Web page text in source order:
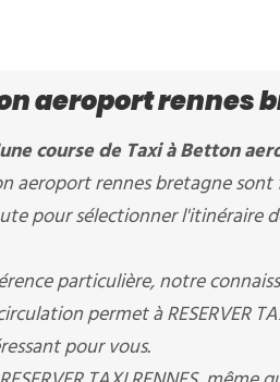
aeroport rennes
course de Taxi à Betton
aeroport rennes bretagne sont
pour sélectionner l'itinéraire
particulière, notre
permet à RESERVER
pour vous.